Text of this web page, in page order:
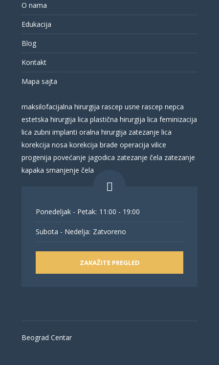
O nama
Edukacija
Blog
Kontakt
Mapa sajta
maksilofacijalna hirurgija rascep usne rascep nepca
estetska hirurgija lica plastična hirurgija lica feminizacija
lica zubni implanti oralna hirurgija zatezanje lica
korekcija nosa korekcija brade operacija vilice
progenija povećanje jagodica zatezanje čela zatezanje
kapaka smanjenje čela
Ponedeljak - Petak: 11:00 - 19:00
Subota - Nedelja: Zatvoreno
ZAKAŽITE PREGLED
Beograd Centar